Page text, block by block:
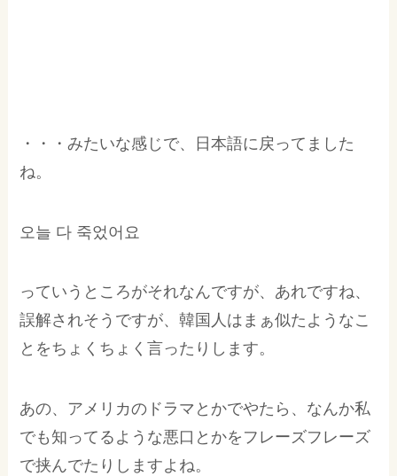
・・・みたいな感じで、日本語に戻ってました
ね。
오늘 다 죽었어요
っていうところがそれなんですが、あれですね、
誤解されそうですが、韓国人はまぁ似たようなこ
とをちょくちょく言ったりします。
あの、アメリカのドラマとかでやたら、なんか私
でも知ってるような悪口とかをフレーズフレーズ
で挟んでたりしますよね。